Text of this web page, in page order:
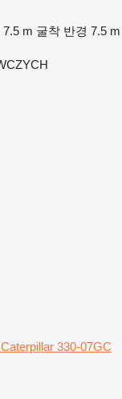
7.5 m 굴착 반경 7.5 m
330-07GC